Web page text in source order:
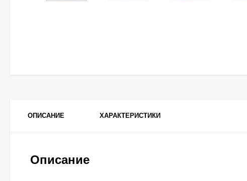
ОПИСАНИЕ ХАРАКТЕРИСТИКИ
Описание